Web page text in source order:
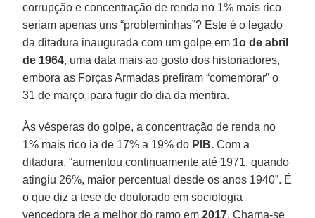
corrupção e concentração de renda no 1% mais rico
seriam apenas uns “probleminhas”? Este é o legado
da ditadura inaugurada com um golpe em 1o de abril
de 1964, uma data mais ao gosto dos historiadores,
embora as Forças Armadas prefiram “comemorar” o
31 de março, para fugir do dia da mentira.
Às vésperas do golpe, a concentração de renda no
1% mais rico ia de 17% a 19% do PIB. Com a
ditadura, “aumentou continuamente até 1971, quando
atingiu 26%, maior percentual desde os anos 1940”. É
o que diz a tese de doutorado em sociologia
vencedora de a melhor do ramo em2017. Chama-se